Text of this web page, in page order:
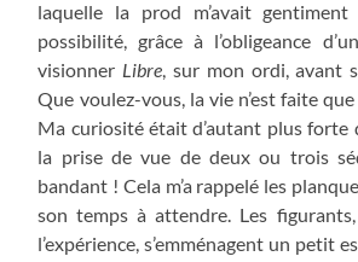
laquelle la prod m’avait
possibilité, grâce à l’obligeance
visionner Libre , sur mon ordi, avant
Que voulez-vous, la vie n’est faite
Ma curiosité était d’autant plus forte
la prise de vue de deux ou trois
bandant ! Cela m’a rappelé les
son temps à attendre. Les
l’expérience, s’emménagent un petit